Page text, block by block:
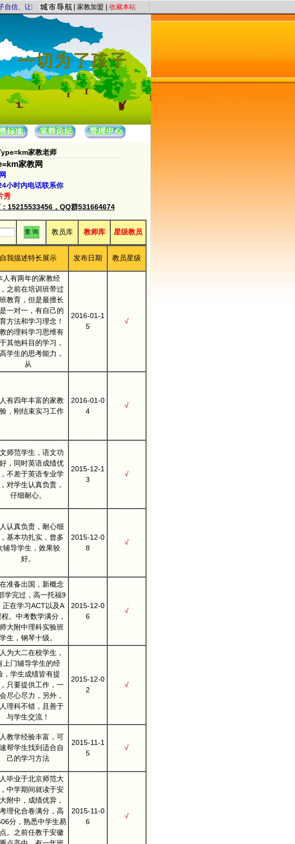
、让家长放心”为服务宗旨，以“证件认证、星级评定”保证教员质量，以“系统化、高质量、快节
家教加盟 收藏本站
家教老师
家教网
小时内电话联系你
秀
15215533456，QQ群531664674
教员库 教师库 星级教员
自我描述特长展示 发布日期 教员星级
人有两年的家教经
之前在培训班带过
教育，但是最擅长
一对一，有自己的
方法和学习理念！
的理科学习思维有
其他科目的学习，
学生的思考能力，
从
2016-01-1
5
√
有四年丰富的家教
，刚结束实习工作
2016-01-0
4
√
师范学生，语文功
，同时英语成绩优
不差于英语专业学
对学生认真负责，
仔细耐心。
2015-12-1
3
√
认真负责，耐心细
基本功扎实，曾多
辅导学生，效果较
好。
2015-12-0
8
√
准备出国，新概念
学完过，高一托福9
正在学习ACT以及A
程。中考数学满分，
大附中理科实验班
学生，钢琴十级。
2015-12-0
6
√
为大二在校学生，
上门辅导学生的经
，学生成绩皆有提
只要提供工作，一
尽心尽力，另外，
理科不错，且善于
与学生交流！
2015-12-0
2
√
教学经验丰富，可
帮学生找到适合自
己的学习方法
2015-11-1
5
√
毕业于北京师范大
中学期间就读于安
附中，成绩优异，
理化合卷满分，高
分，熟悉中学生易
。之前任教于安徽
2015-11-0
6
√